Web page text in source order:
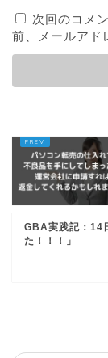
次回のコメ
前、メールアド
GBA実践記：14
た！！！」